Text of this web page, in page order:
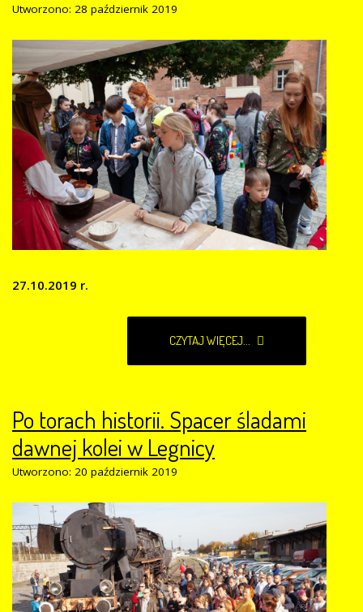
Utworzono: 28 październik 2019
27.10.2019 r.
CZYTAJ WIĘCEJ...
Po torach historii. Spacer śladami
dawnej kolei w Legnicy
Utworzono: 20 październik 2019